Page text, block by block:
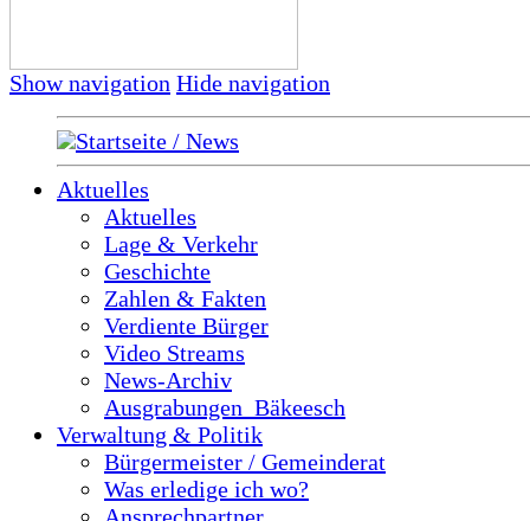
Show navigation Hide navigation
Startseite / News
Aktuelles
Aktuelles
Lage & Verkehr
Geschichte
Zahlen & Fakten
Verdiente Bürger
Video Streams
News-Archiv
Ausgrabungen_Bäkeesch
Verwaltung & Politik
Bürgermeister / Gemeinderat
Was erledige ich wo?